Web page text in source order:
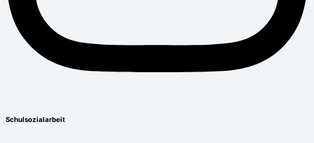
Schulsozialarbeit